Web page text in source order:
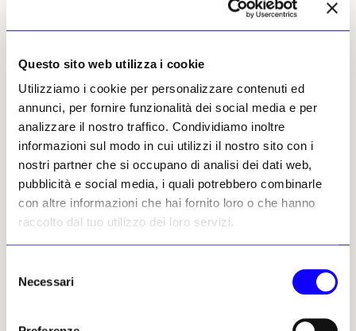
Questo sito web utilizza i cookie
Utilizziamo i cookie per personalizzare contenuti ed
annunci, per fornire funzionalità dei social media e per
analizzare il nostro traffico. Condividiamo inoltre
informazioni sul modo in cui utilizzi il nostro sito con i
nostri partner che si occupano di analisi dei dati web,
pubblicità e social media, i quali potrebbero combinarle
con altre informazioni che hai fornito loro o che hanno
raccolto dal tuo utilizzo dei loro servizi.
delNecessari
rispetto a un decennio fa, per tre motivi
principali: • La continua attrazione del
acquirenti: Cerutti rileva che oltre il 30%
dei clienti di Christie’s ogni anno sono
nuovi, e una percentuale significativa di
questi nuovi clienti appartiene alle
generazioni dei millennial e della Gen Z;
• Considerando l’arte e il lusso come
«asset class», essi possono essere
investimenti interessanti e sicuri,
soprattutto quando altre «asset class»
subito un significativo riallineamento e
ora pare pronto a ripartire su basi più